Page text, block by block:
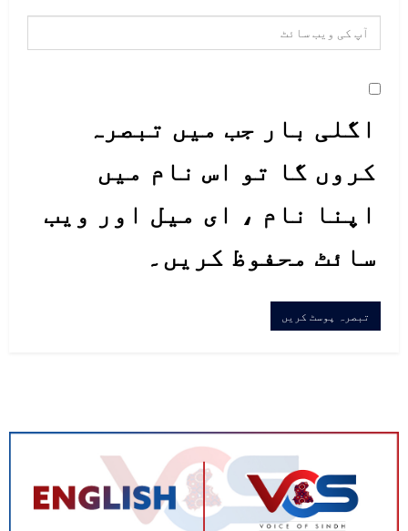
اگلی بار جب میں تبصرہ
کروں گا تو اس نام میں
اپنا نام ، ای میل اور ویب
سائٹ محفوظ کریں۔